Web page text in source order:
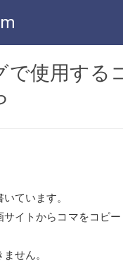
で使用する
ています。
サイトからコマをコピ
せん。